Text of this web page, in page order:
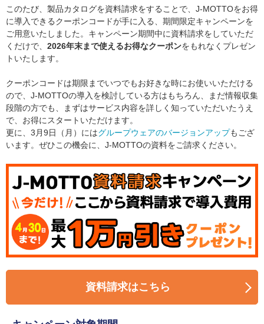
このたび、製品カタログを資料請求をすることで、J-MOTTOをお得
に導入できるクーポンコードが手に入る、期間限定キャンペーンを
ご用意いたしました。キャンペーン期間中に資料請求をしていただ
くだけで、 2026年末まで使えるお得なクーポンをもれなくプレゼン
トいたします。
クーポンコードは期限までいつでもお好きな時にお使いいただける
ので、J-MOTTOの導入を検討している方はもちろん、まだ情報収集
段階の方でも、まずはサービス内容を詳しく知っていただいたうえ
で、お得にスタートいただけます。
更に、3月9日（月）にはグループウェアのバージョンアップもござ
います。ぜひこの機会に、J-MOTTOの資料をご請求ください。
資料請求はこちら